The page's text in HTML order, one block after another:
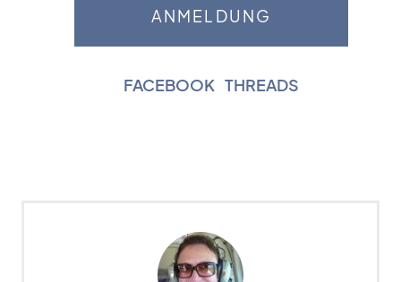
FACEBOOK THREADS